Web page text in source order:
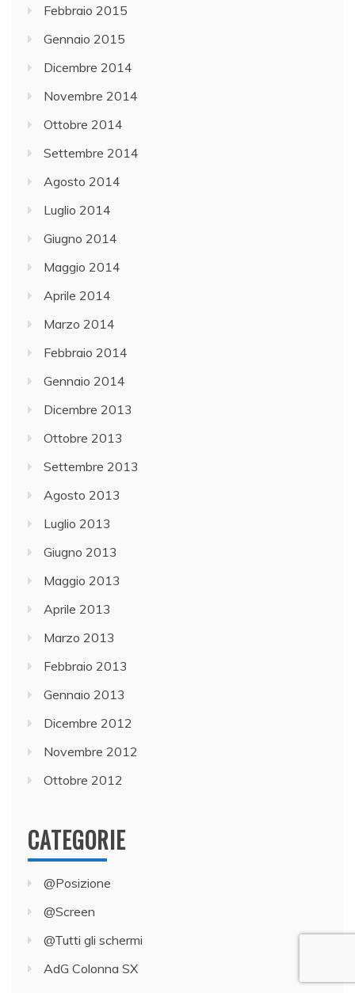
Febbraio 2015
Gennaio 2015
Dicembre 2014
Novembre 2014
Ottobre 2014
Settembre 2014
Agosto 2014
Luglio 2014
Giugno 2014
Maggio 2014
Aprile 2014
Marzo 2014
Febbraio 2014
Gennaio 2014
Dicembre 2013
Ottobre 2013
Settembre 2013
Agosto 2013
Luglio 2013
Giugno 2013
Maggio 2013
Aprile 2013
Marzo 2013
Febbraio 2013
Gennaio 2013
Dicembre 2012
Novembre 2012
Ottobre 2012
CATEGORIE
@Posizione
@Screen
@Tutti gli schermi
AdG Colonna SX